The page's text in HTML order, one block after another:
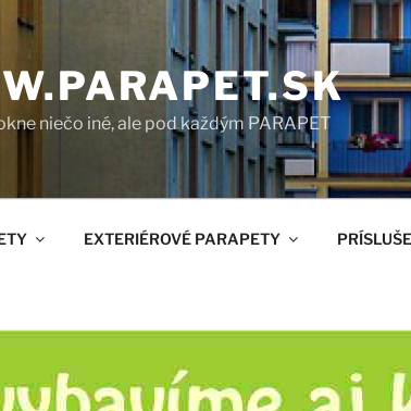
niečo iné, ale pod každým PARAPET
EXTERIÉROVÉ PARAPETY